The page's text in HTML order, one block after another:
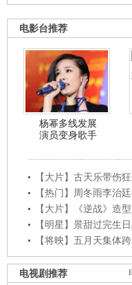
电影台推荐
杨幂多线发展
演员变身歌手
【大片】古天乐带伤
【热门】周冬雨李治
【大片】《逆战》造
【明星】景甜过完生
【将映】五月天集体
电视剧推荐